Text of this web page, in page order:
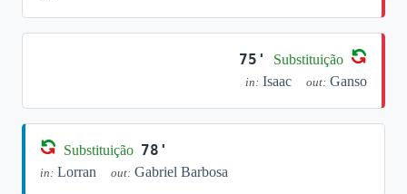
75' Substituição
in: Isaac out: Ganso
Substituição 78'
in: Lorran out: Gabriel Barbosa